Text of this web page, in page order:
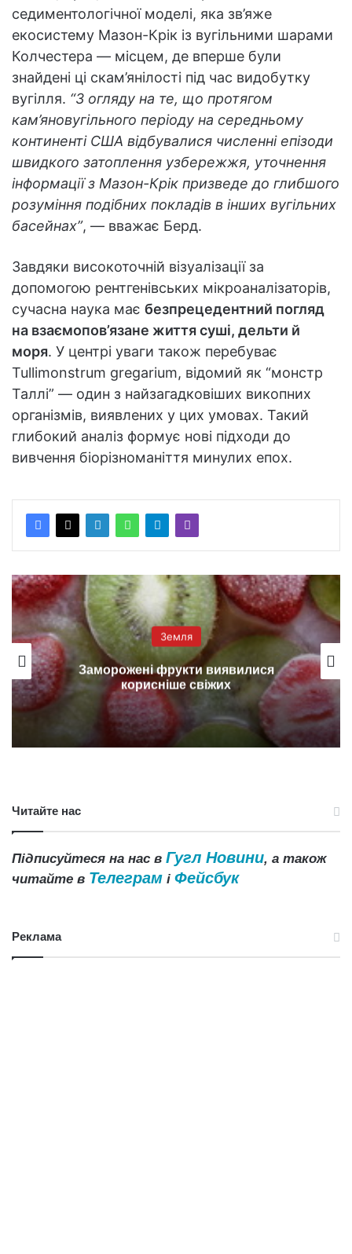
седиментологічної моделі, яка зв’яже
екосистему Мазон-Крік із вугільними шарами
Колчестера — місцем, де вперше були
знайдені ці скам’янілості під час видобутку
вугілля. “З огляду на те, що протягом
кам’яновугільного періоду на середньому
континенті США відбувалися численні епізоди
швидкого затоплення узбережжя, уточнення
інформації з Мазон-Крік призведе до глибшого
розуміння подібних покладів в інших вугільних
басейнах”, — вважає Берд.
Завдяки високоточній візуалізації за
допомогою рентгенівських мікроаналізаторів,
сучасна наука має безпрецедентний погляд
на взаємопов’язане життя суші, дельти й
моря. У центрі уваги також перебуває
Tullimonstrum gregarium, відомий як “монстр
Таллі” — один з найзагадковіших викопних
організмів, виявлених у цих умовах. Такий
глибокий аналіз формує нові підходи до
вивчення біорізноманіття минулих епох.
Земля
Заморожені фрукти виявилися
корисніше свіжих
Читайте нас
Підписуйтеся на нас в Гугл Новини, а також
читайте в Телеграм і Фейсбук
Реклама